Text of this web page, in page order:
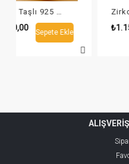
Zirkon Taşlı 925 Ayar Kare Desen Yüzük
Sepete Ekle ₺1.150,00